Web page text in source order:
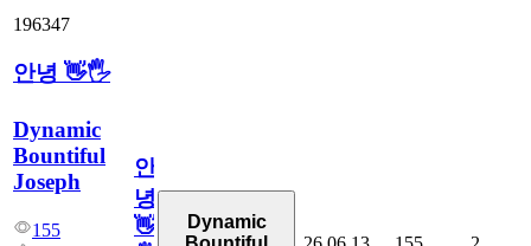
196347
안녕 👋🖐
Dynamic
Bountiful
Joseph
155
안
녕
👋
Dynamic